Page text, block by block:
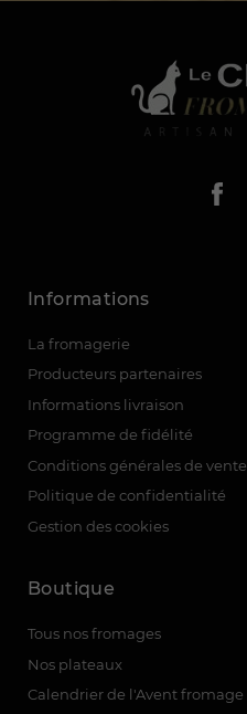
Informations
La fromagerie
Producteurs partenaires
Informations livraison
Programme de fidélité
Conditions générales de vente
Politique de confidentialité
Gestion des cookies
Boutique
Tous nos fromages
Nos plateaux
Calendrier de l'Avent fromage